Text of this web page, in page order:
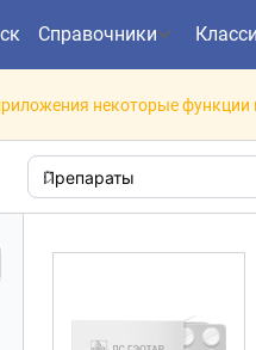
Справочники
некоторые